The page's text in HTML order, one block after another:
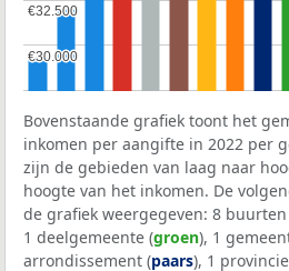
€30.000
€30.000
€32.500
€32.500
Bovenstaande grafiek toont het
inkomen per aangifte in 2022 per
zijn de gebieden van laag naar
hoogte van het inkomen. De
de grafiek weergegeven: 8 buurten
1 deelgemeente (groen), 1
arrondissement (paars), 1